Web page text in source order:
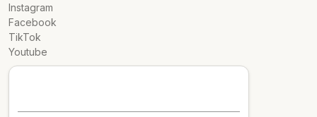
Instagram
Facebook
TikTok
Youtube